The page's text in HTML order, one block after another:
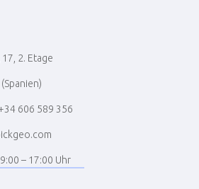
2. Etage
606 589 356
– 17:00 Uhr